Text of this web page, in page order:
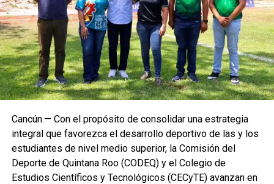
Cancún.— Con el propósito de consolidar una estrategia
integral que favorezca el desarrollo deportivo de las y los
estudiantes de nivel medio superior, la Comisión del
Deporte de Quintana Roo (CODEQ) y el Colegio de
Estudios Científicos y Tecnológicos (CECyTE) avanzan en